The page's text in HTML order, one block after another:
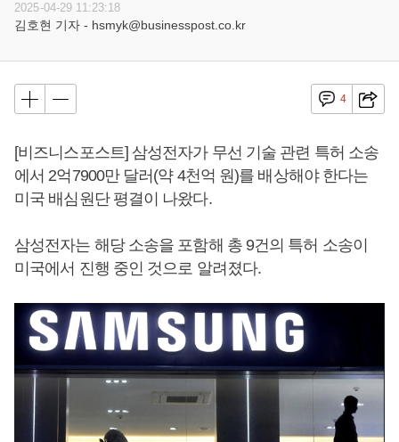
2025-04-29 11:23:18
김호현 기자 - hsmyk@businesspost.co.kr
4
[비즈니스포스트] 삼성전자가 무선 기술 관련 특허 소송
에서 2억7900만 달러(약 4천억 원)를 배상해야 한다는
미국 배심원단 평결이 나왔다.
삼성전자는 해당 소송을 포함해 총 9건의 특허 소송이
미국에서 진행 중인 것으로 알려졌다.